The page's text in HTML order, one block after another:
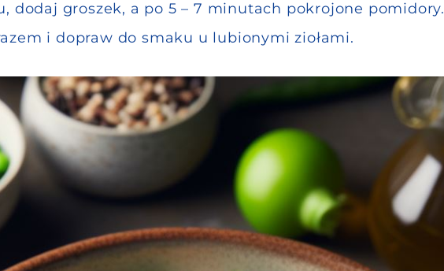
dodaj groszek, a po 5 – 7 minutach pokrojone pomidory.
i dopraw do smaku u lubionymi ziołami.